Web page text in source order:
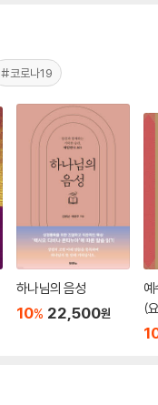
#코로나19
하나님의 음성
10% 22,500원
(